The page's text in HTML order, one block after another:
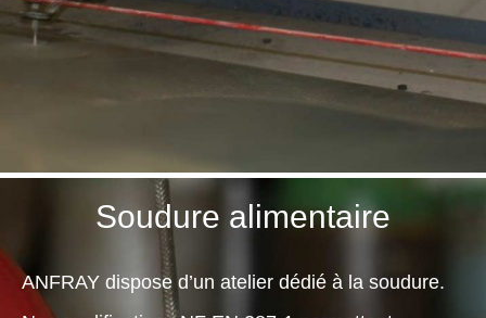
Découpe
de
joint
Soudure
Soudure alimentaire
ANFRAY dispose d’un atelier dédié à la soudure.